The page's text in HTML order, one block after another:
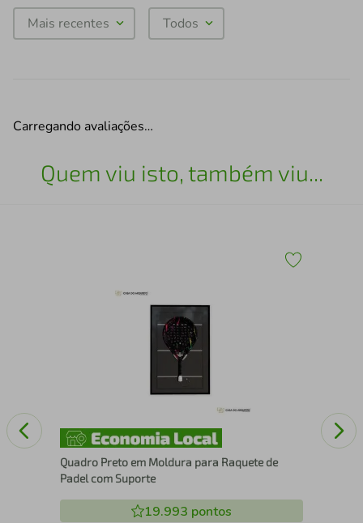
Mais recentes Todos
Carregando avaliações…
Quem viu isto, também viu...
Quadro Preto em Moldura para Raquete de
Padel com Suporte
19.993 pontos